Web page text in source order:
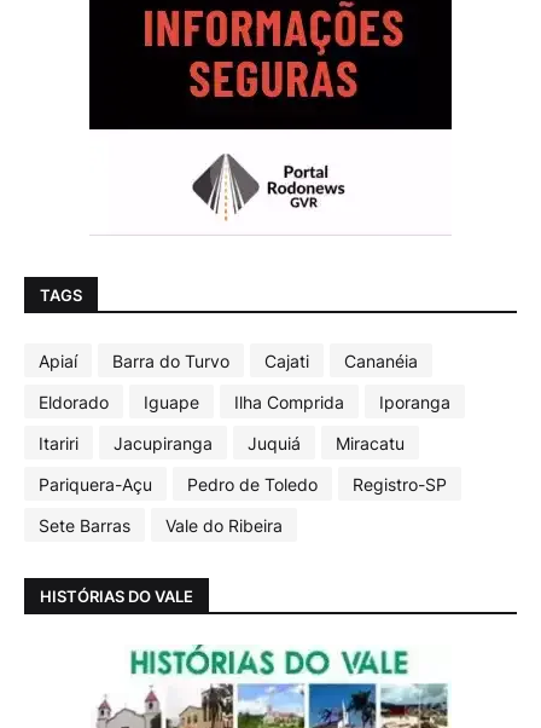
TAGS
Apiaí Barra do Turvo Cajati
Cananéia
Eldorado
Iguape Ilha Comprida
Iporanga
Itariri
Jacupiranga Juquiá
Miracatu
Pariquera-Açu
Pedro de Toledo
Registro-SP
Sete Barras
Vale do Ribeira
HISTÓRIAS DO VALE